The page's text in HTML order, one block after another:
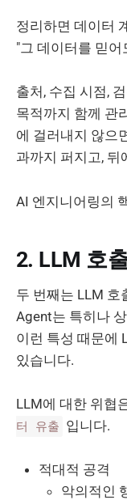
정리하면 데이터
"그 데이터를 믿
출처, 수집 시점,
목적까지 함께 관
에 걸러내지 않으
과까지 퍼지고, 뒤
AI 엔지니어링의
2. LLM 호
두 번째는 LLM 호
Agent는 특히나
이런 특성 때문에
있습니다.
LLM에 대한 위협
터 유출 입니다.
적대적 공격
악의적인